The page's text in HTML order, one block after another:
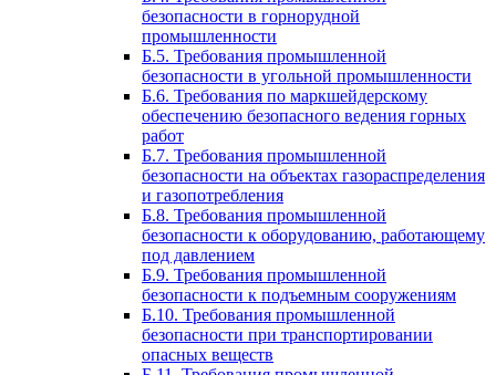
безопасности в горнорудной
промышленности
Б.5. Требования промышленной
безопасности в угольной промышленности
Б.6. Требования по маркшейдерскому
обеспечению безопасного ведения горных
работ
Б.7. Требования промышленной
безопасности на объектах газораспределения
и газопотребления
Б.8. Требования промышленной
безопасности к оборудованию, работающему
под давлением
Б.9. Требования промышленной
безопасности к подъемным сооружениям
Б.10. Требования промышленной
безопасности при транспортировании
опасных веществ